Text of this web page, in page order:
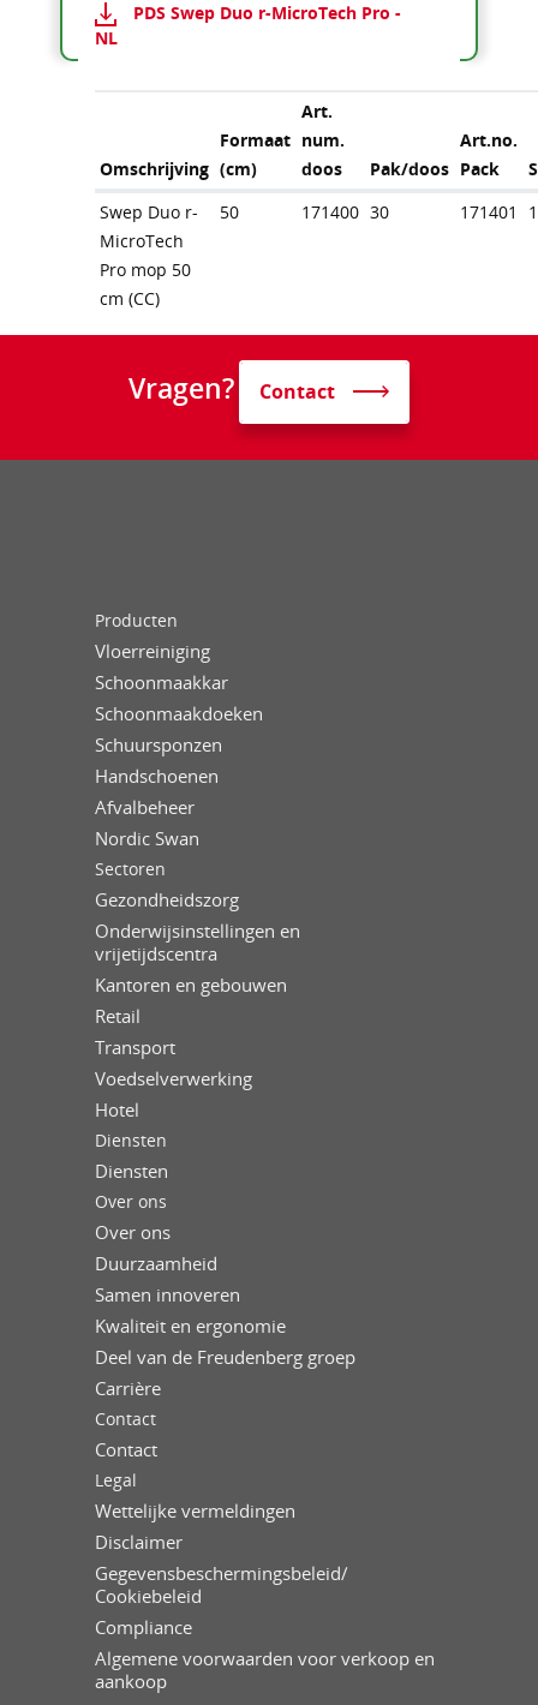
PDS Swep Duo r-MicroTech Pro -
NL
Omschrijving
Formaat
(cm)
Art.
num.
doos
Pak/doos
Art.no.
Pack
Swep Duo r-
MicroTech
Pro mop 50
cm (CC)
50 171400 30 171401 1
Vragen? Contact
Producten
Vloerreiniging
Schoonmaakkar
Schoonmaakdoeken
Schuursponzen
Handschoenen
Afvalbeheer
Nordic Swan
Sectoren
Gezondheidszorg
Onderwijsinstellingen en
vrijetijdscentra
Kantoren en gebouwen
Retail
Transport
Voedselverwerking
Hotel
Diensten
Diensten
Over ons
Over ons
Duurzaamheid
Samen innoveren
Kwaliteit en ergonomie
Deel van de Freudenberg groep
Carrière
Contact
Contact
Legal
Wettelijke vermeldingen
Disclaimer
Gegevensbeschermingsbeleid/
Cookiebeleid
Compliance
Algemene voorwaarden voor verkoop en
aankoop